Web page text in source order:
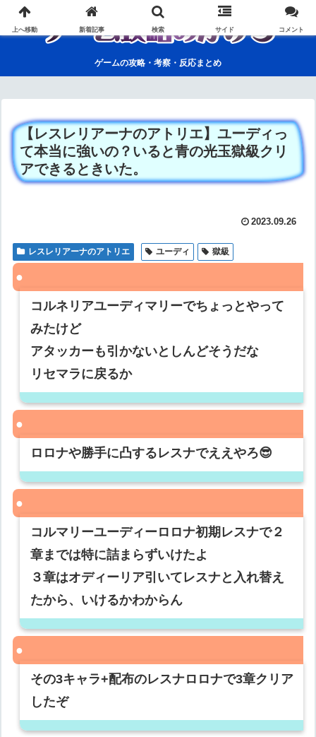
ゲームの攻略・考察・反応まとめ
【レスレリアーナのアトリエ】ユーディっ
て本当に強いの？いると青の光玉獄級クリ
アできるときいた。
2023.09.26
レスレリアーナのアトリエ ユーディ 獄級
コルネリアユーディマリーでちょっとやって
みたけど
アタッカーも引かないとしんどそうだな
リセマラに戻るか
ロロナや勝手に凸するレスナでええやろ😎
コルマリーユーディーロロナ初期レスナで２
章までは特に詰まらずいけたよ
３章はオディーリア引いてレスナと入れ替え
たから、いけるかわからん
その3キャラ+配布のレスナロロナで3章クリア
したぞ
上へ移動 新着記事 検索 サイド コメント